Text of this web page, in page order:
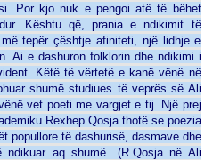
Por kjo nuk e pengoi atë të bëhet
Kështu që, prania e ndikimit të
tepër çështje afiniteti, një lidhje e
Ai e dashuron folklorin dhe ndikimi i
Këtë të vërtetë e kanë vënë në
shumë studiues të veprës së Ali
vet poeti me vargjet e tij. Një prej
Rexhep Qosja thotë se poezia
popullore të dashurisë, dasmave dhe
aq shumë…(R.Qosja në Ali